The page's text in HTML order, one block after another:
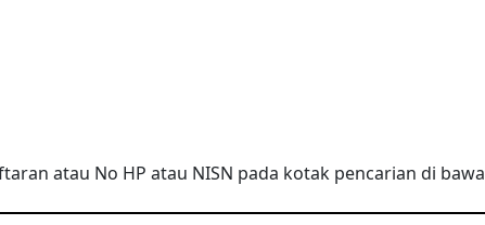
atau No HP atau NISN pada kotak pencarian di